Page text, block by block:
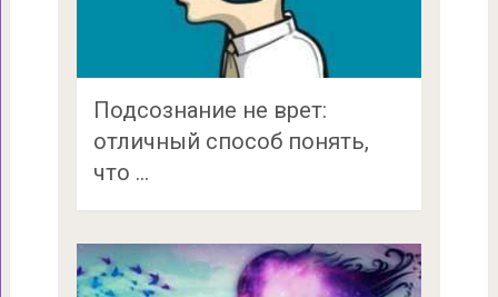
Подсознание не врет:
отличный способ понять,
что …